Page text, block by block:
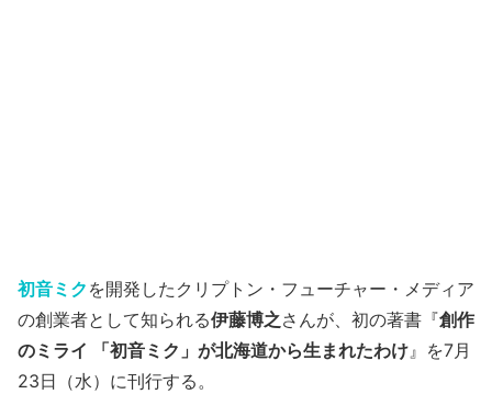
初音ミク を開発したクリプトン・フューチャー・メディア
の創業者として知られる伊藤博之さんが、初の著書『創作
のミライ 「初音ミク」が北海道から生まれたわけ』を7月
23日（水）に刊行する。